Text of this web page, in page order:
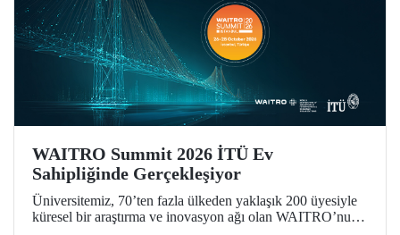
WAITRO Summit 2026 İTÜ Ev
Sahipliğinde Gerçekleşiyor
Üniversitemiz, 70’ten fazla ülkeden yaklaşık 200 üyesiyle
küresel bir araştırma ve inovasyon ağı olan WAITRO’nun